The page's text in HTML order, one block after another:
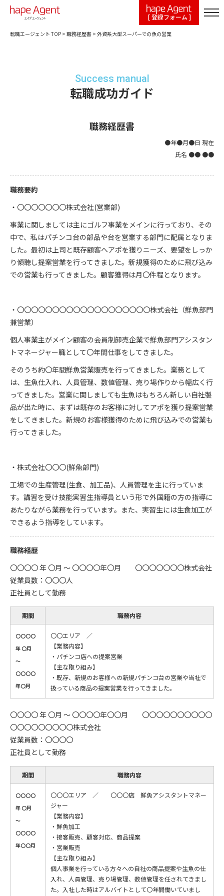
[ 登録フォーム ]
転職エージェント TOP > 職務経歴書 > 外資系大型スーパーでの魚の営業
Success manual
転職成功ガイド
職務経歴書
●年●月●日 現在
氏名 ●● ●●
職務要約
・〇〇〇〇〇〇〇株式会社(営業部)
事業に関しましては主にゴルフ事業をメインに行っており、その
中で、私はパチンコ台の部品や台を営業する部門に配属となりま
した。最初は上司と既存顧客へアポを獲りニーズ、要望をしっか
り傾聴し提案営業を行ってきました。新規獲得のために飛び込み
での営業も行ってきました。顧客獲得は月〇件程となります。
・〇〇〇〇〇〇〇〇〇〇〇〇〇〇〇〇〇〇〇株式会社（鮮魚部門
兼営業）
個人事業主がメイン顧客の会員制卸売企業で鮮魚部門アシスタン
トマネージャー職として〇年間仕事をしてきました。
そのうち約〇年間鮮魚営業販売を行ってきました。業務として
は、生魚仕入れ、人員管理、数値管理、売り場作りから幅広く行
ってきました。営業に関しましても生魚はもちろん新しい自社製
品が出た時に、まずは既存のお客様に対してアポを獲り提案営業
をしてきました。新規のお客様獲得のために飛び込みでの営業も
行ってきました。
・株式会社〇〇〇(鮮魚部門)
工場での生産管理(生食、加工品)、人員管理を主に行っていま
す。講習を受け技能実習生指導員という形で外国籍の方の指導に
あたりながら業務を行っています。また、実習生には生食加工が
できるよう指導をしています。
職務経歴
〇〇〇〇 年 〇月 ～ 〇〇〇〇年〇月 〇〇〇〇〇〇〇株式会社
従業員数：〇〇〇人
正社員として勤務
期間 職務内容
〇〇〇〇
年 〇月
～
〇〇〇〇
年〇月
〇〇エリア ／
【業務内容】
・パチンコ店への提案営業
【主な取り組み】
・既存、新規のお客様への新規パチンコ台の営業や当社で
扱っている商品の提案営業を行ってきました。
〇〇〇〇 年 〇月 ～ 〇〇〇〇年〇〇月 〇〇〇〇〇〇〇〇〇〇
〇〇〇〇〇〇〇〇〇株式会社
従業員数：〇〇〇〇
正社員として勤務
期間 職務内容
〇〇〇〇
年 〇月
～
〇〇〇〇
年〇〇月
〇〇〇エリア ／ 〇〇〇店 鮮魚アシスタントマネー
ジャー
【業務内容】
・鮮魚加工
・接客販売、顧客対応、商品提案
・営業販売
【主な取り組み】
個人事業を行っている方々への自社の商品提案や生魚の仕
入れ、人員管理、売り場管理、数値管理を任されてきまし
た。入社した時はアルバイトとして〇年間働いていまし